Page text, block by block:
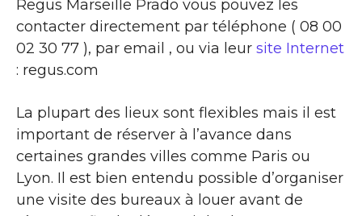
Regus Marseille Prado vous pouvez les
contacter directement par téléphone ( 08 00
02 30 77 ), par email , ou via leur site Internet
: regus.com
La plupart des lieux sont flexibles mais il est
important de réserver à l’avance dans
certaines grandes villes comme Paris ou
Lyon. Il est bien entendu possible d’organiser
une visite des bureaux à louer avant de